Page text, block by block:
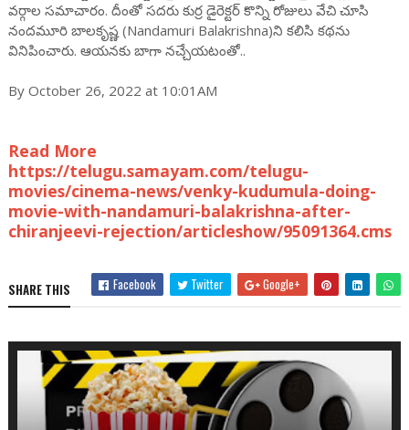
వర్గాల సమాచారం. దీంతో సదరు కుర్ర డైరెక్టర్ కొన్ని రోజులు వేచి చూసి
నందమూరి బాలకృష్ణ (Nandamuri Balakrishna)ని కలిసి కథను
వినిపించారు. ఆయనకు బాగా నచ్చేయటంతో..
By October 26, 2022 at 10:01AM
Read More
https://telugu.samayam.com/telugu-
movies/cinema-news/venky-kudumula-doing-
movie-with-nandamuri-balakrishna-after-
chiranjeevi-rejection/articleshow/95091364.cms
SHARE THIS Facebook Twitter Google+